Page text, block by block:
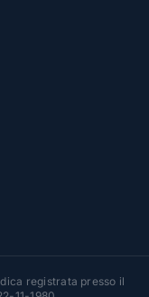
registrata presso il